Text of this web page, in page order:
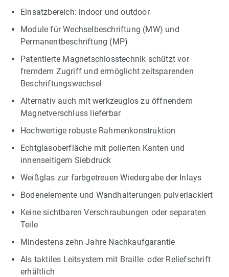
Einsatzbereich: indoor und outdoor
Module für Wechselbeschriftung (MW) und
Permanentbeschriftung (MP)
Patentierte Magnetschlosstechnik schützt vor
fremdem Zugriff und ermöglicht zeitsparenden
Beschriftungswechsel
Alternativ auch mit werkzeuglos zu öffnendem
Magnetverschluss lieferbar
Hochwertige robuste Rahmenkonstruktion
Echtglasoberfläche mit polierten Kanten und
innenseitigem Siebdruck
Weißglas zur farbgetreuen Wiedergabe der Inlays
Bodenelemente und Wandhalterungen pulverlackiert
Keine sichtbaren Verschraubungen oder separaten
Teile
Mindestens zehn Jahre Nachkaufgarantie
Als taktiles Leitsystem mit Braille- oder Reliefschrift
erhältlich